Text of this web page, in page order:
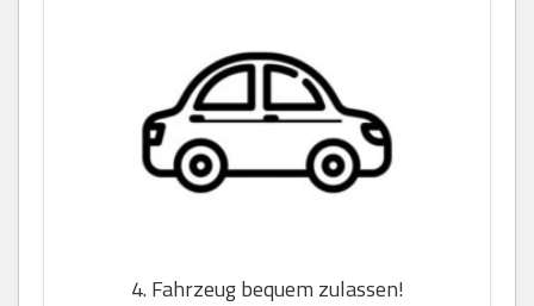
4. Fahrzeug bequem zulassen!